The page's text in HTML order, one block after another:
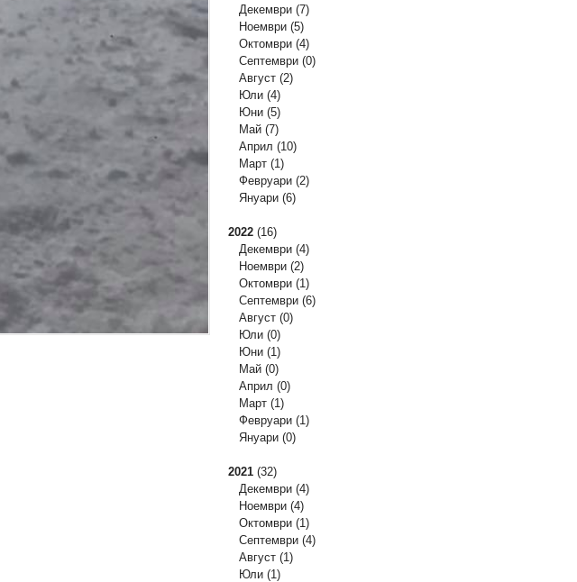
Декември (7)
Ноември (5)
Октомври (4)
Септември (0)
Август (2)
Юли (4)
Юни (5)
Май (7)
Април (10)
Март (1)
Февруари (2)
Януари (6)
2022 (16)
Декември (4)
Ноември (2)
Октомври (1)
Септември (6)
Август (0)
Юли (0)
Юни (1)
Май (0)
Април (0)
Март (1)
Февруари (1)
Януари (0)
2021 (32)
Декември (4)
Ноември (4)
Октомври (1)
Септември (4)
Август (1)
Юли (1)